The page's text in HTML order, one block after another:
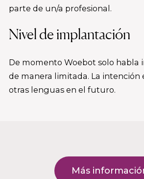
parte de un/a profesional.
Nivel de implantación
De momento Woebot solo habla
de manera limitada. La intención
otras lenguas en el futuro.
Más